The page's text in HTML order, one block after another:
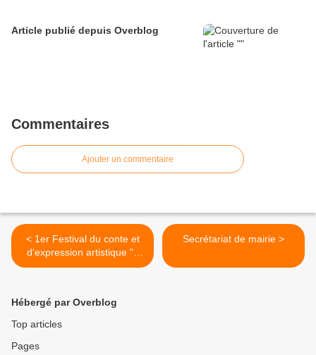
Article publié depuis Overblog
Commentaires
Ajouter un commentaire
< 1er Festival du conte et
d'expression artistique "Il
était une fois... Saint-
Secrétariat de mairie >
Hébergé par Overblog
Top articles
Pages